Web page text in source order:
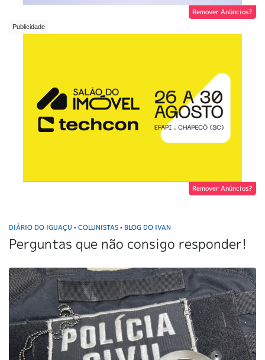
Remover Anúncios?
Remover Anúncios?
DIÁRIO DO IGUAÇU • COLUNISTAS • BLOG DO IVAN
Perguntas que não consigo responder!